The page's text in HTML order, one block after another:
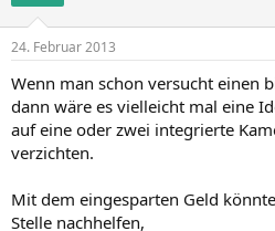
24. Februar 2013
Wenn man schon versucht einen
dann wäre es vielleicht mal eine
auf eine oder zwei integrierte
verzichten.
Mit dem eingesparten Geld
Stelle nachhelfen,